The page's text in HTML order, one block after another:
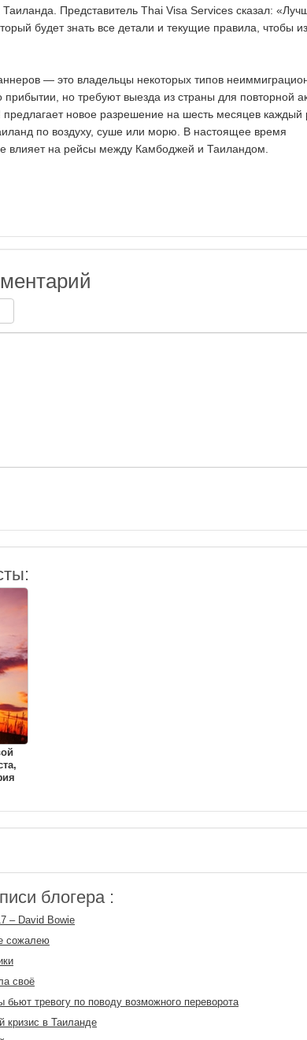
Представитель Thai Visa Services сказал:
будет знать все детали и текущие правила, чтобы
— это владельцы некоторых типов
но требуют выезда из страны для повторной
новое разрешение на шесть месяцев каждый
по воздуху, суше или морю. В настоящее время
влияет на рейсы между Камбоджей и Таиландом.
блогера :
– David Bowie
сожалею
своё
бьют тревогу по поводу возможного переворота
кризис в Таиланде